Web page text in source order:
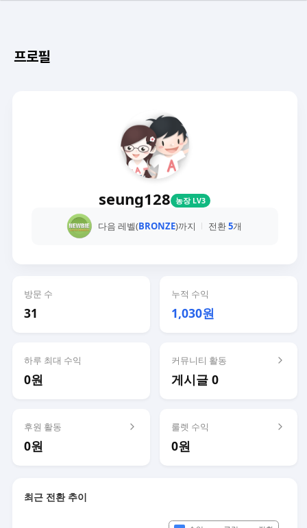
프로필
seung128 농장 LV3
다음 레벨(BRONZE)까지 전환5개
방문 수
31
누적 수익
1,030원
하루 최대 수익
0원
커뮤니티 활동
게시글 0
후원 활동
0원
룰렛 수익
0원
최근 전환 추이